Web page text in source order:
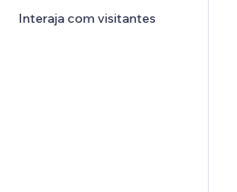
Interaja com visitantes